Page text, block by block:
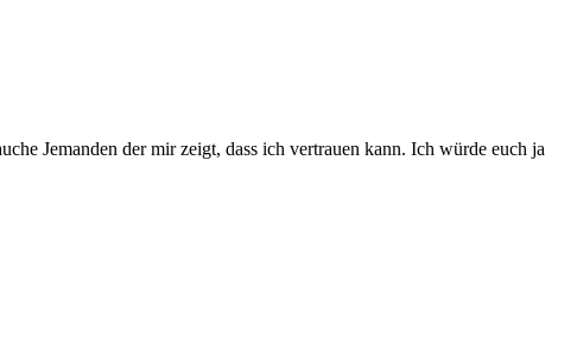
Jemanden der mir zeigt, dass ich vertrauen kann. Ich würde euch ja